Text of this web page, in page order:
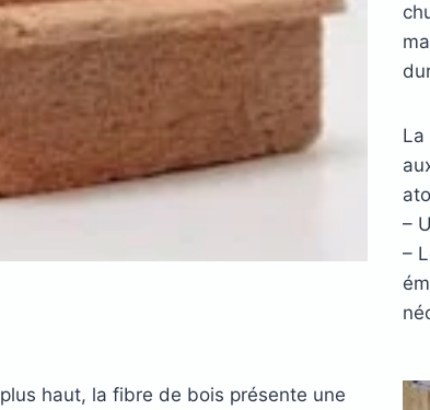
La
–
–
haut, la fibre de bois présente une